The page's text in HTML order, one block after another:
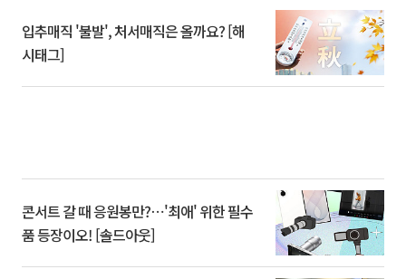
입추매직 '불발', 처서매직은 올까요? [해
시태그]
콘서트 갈 때 응원봉만?⋯'최애' 위한 필수
품 등장이오! [솔드아웃]